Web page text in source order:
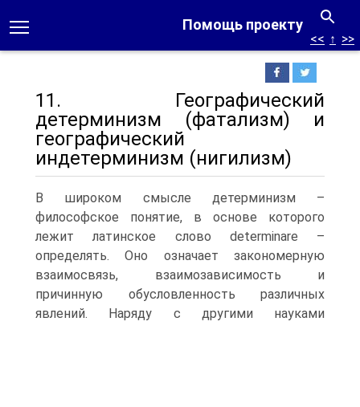
Помощь проекту
<< ↑ >>
11. Географический
детерминизм (фатализм) и
географический
индетерминизм (нигилизм)
В широком смысле детерминизм –
философское понятие, в основе которого
лежит латинское слово determinare –
определять. Оно означает закономерную
взаимосвязь, взаимозависимость и
причинную обусловленность различных
явлений. Наряду с другими науками